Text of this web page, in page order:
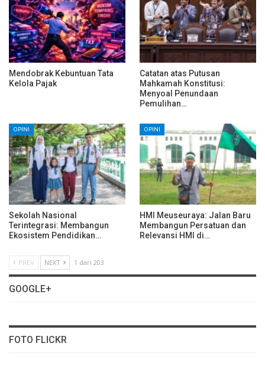
Mendobrak Kebuntuan Tata
Kelola Pajak
Catatan atas Putusan
Mahkamah Konstitusi:
Menyoal Penundaan
Pemulihan…
OPINI
Sekolah Nasional
Terintegrasi: Membangun
Ekosistem Pendidikan…
OPINI
HMI Meuseuraya: Jalan Baru
Membangun Persatuan dan
Relevansi HMI di…
PREV NEXT 1 dari 203
GOOGLE+
FOTO FLICKR